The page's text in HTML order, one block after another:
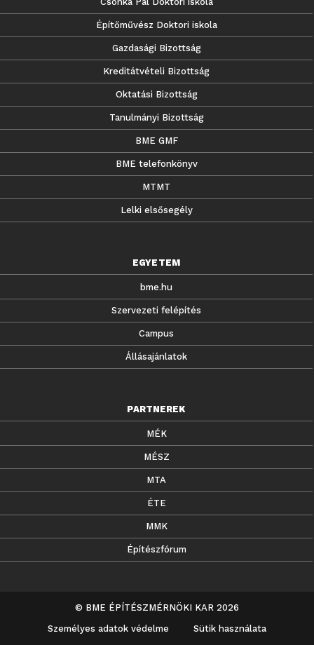
Építőművész Doktori iskola
Gazdasági Bizottság
Kreditátvételi Bizottság
Oktatási Bizottság
Tanulmányi Bizottság
BME GMF
BME telefonkönyv
MTMT
Lelki elsősegély
EGYETEM
bme.hu
Szervezeti felépítés
Campus
Állásajánlatok
PARTNEREK
MÉK
MÉSZ
MTA
ÉTE
MMK
Építészfórum
© BME ÉPÍTÉSZMÉRNÖKI KAR 2026
Személyes adatok védelme
Sütik használata